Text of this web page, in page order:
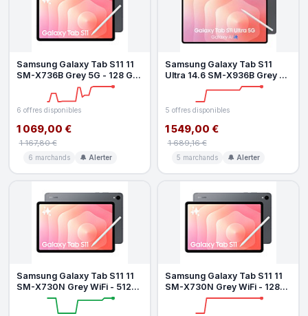
Samsung Galaxy Tab S11 11
SM-X736B Grey 5G - 128 Go
6 offres disponibles
1 069,00 €
1 167,80 €
6 marchands 🔔 Alerter
Samsung Galaxy Tab S11
Ultra 14.6 SM-X936B Grey 5G
5 offres disponibles
1 549,00 €
1 689,16 €
5 marchands 🔔 Alerter
Samsung Galaxy Tab S11 11
SM-X730N Grey WiFi - 512
Go - 12 Go
Samsung Galaxy Tab S11 11
SM-X730N Grey WiFi - 128
Go - 12 Go